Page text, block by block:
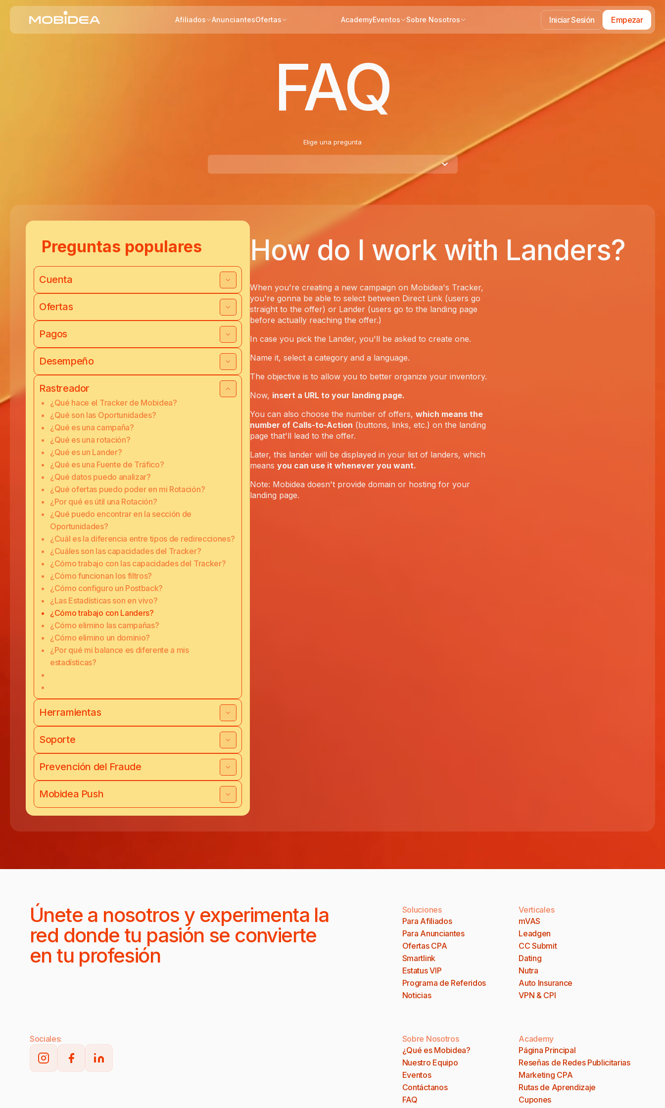
Afiliados AnunciantesOfertas AcademyEventos Sobre Nosotros Iniciar Sesión Empezar
FAQ
Elige una pregunta
Preguntas populares
Cuenta
Ofertas
Pagos
Desempeño
Rastreador
¿Qué hace el Tracker de Mobidea?
¿Qué son las Oportunidades?
¿Qué es una campaña?
¿Qué es una rotación?
¿Qué es un Lander?
¿Qué es una Fuente de Tráfico?
¿Qué datos puedo analizar?
¿Qué ofertas puedo poder en mi Rotación?
¿Por qué es útil una Rotación?
¿Qué puedo encontrar en la sección de
Oportunidades?
¿Cuál es la diferencia entre tipos de redirecciones?
¿Cuáles son las capacidades del Tracker?
¿Cómo trabajo con las capacidades del Tracker?
¿Cómo funcionan los filtros?
¿Cómo configuro un Postback?
¿Las Estadísticas son en vivo?
¿Cómo trabajo con Landers?
¿Cómo elimino las campañas?
¿Cómo elimino un dominio?
¿Por qué mi balance es diferente a mis
estadísticas?
Herramientas
Soporte
Prevención del Fraude
Mobidea Push
How do I work with Landers?
When you're creating a new campaign on Mobidea's Tracker,
you're gonna be able to select between Direct Link (users go
straight to the offer) or Lander (users go to the landing page
before actually reaching the offer.)
In case you pick the Lander, you'll be asked to create one.
Name it, select a category and a language.
The objective is to allow you to better organize your inventory.
Now, insert a URL to your landing page.
You can also choose the number of offers, which means the
number of Calls-to-Action (buttons, links, etc.) on the landing
page that'll lead to the offer.
Later, this lander will be displayed in your list of landers, which
means you can use it whenever you want.
Note: Mobidea doesn't provide domain or hosting for your
landing page.
Únete a nosotros y experimenta la
red donde tu pasión se convierte
en tu profesión
Soluciones
Para Afiliados
Para Anunciantes
Ofertas CPA
Smartlink
Estatus VIP
Programa de Referidos
Noticias
Verticales
mVAS
Leadgen
CC Submit
Dating
Nutra
Auto Insurance
VPN & CPI
Sociales:
Sobre Nosotros
¿Qué es Mobidea?
Nuestro Equipo
Eventos
Contáctanos
FAQ
Academy
Página Principal
Reseñas de Redes Publicitarias
Marketing CPA
Rutas de Aprendizaje
Cupones